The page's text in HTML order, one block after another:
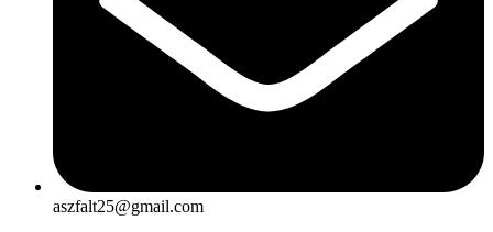
aszfalt25@gmail.com